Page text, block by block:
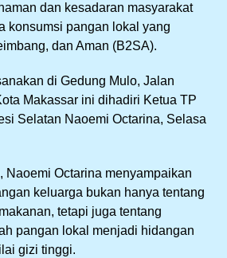
dan kesadaran masyarakat
konsumsi pangan lokal yang
dan Aman (B2SA).
di Gedung Mulo, Jalan
Makassar ini dihadiri Ketua TP
Selatan Naoemi Octarina, Selasa
Naoemi Octarina menyampaikan
keluarga bukan hanya tentang
tetapi juga tentang
pangan lokal menjadi hidangan
gizi tinggi.